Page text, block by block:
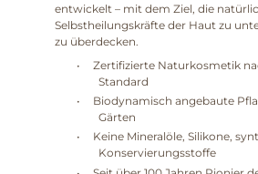
entwickelt – mit dem Ziel, die
Selbstheilungskräfte der Haut zu
zu überdecken.
•
Zertifizierte Naturkosmetik
Standard
•
Biodynamisch angebaute
Gärten
•
Keine Mineralöle, Silikone,
Konservierungsstoffe